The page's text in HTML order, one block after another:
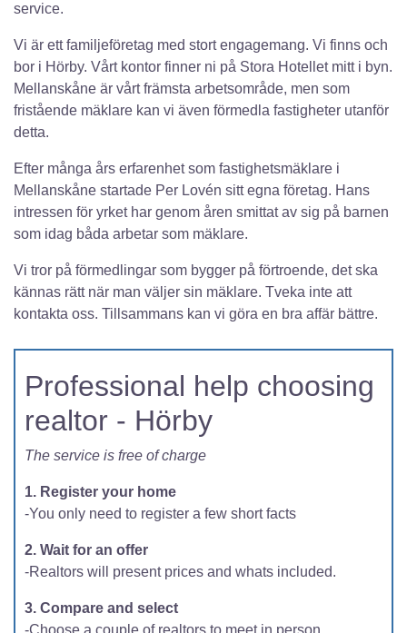
service.
Vi är ett familjeföretag med stort engagemang. Vi finns och
bor i Hörby. Vårt kontor finner ni på Stora Hotellet mitt i byn.
Mellanskåne är vårt främsta arbetsområde, men som
fristående mäklare kan vi även förmedla fastigheter utanför
detta.
Efter många års erfarenhet som fastighetsmäklare i
Mellanskåne startade Per Lovén sitt egna företag. Hans
intressen för yrket har genom åren smittat av sig på barnen
som idag båda arbetar som mäklare.
Vi tror på förmedlingar som bygger på förtroende, det ska
kännas rätt när man väljer sin mäklare. Tveka inte att
kontakta oss. Tillsammans kan vi göra en bra affär bättre.
Professional help choosing
realtor - Hörby
The service is free of charge
1. Register your home
-You only need to register a few short facts
2. Wait for an offer
-Realtors will present prices and whats included.
3. Compare and select
-Choose a couple of realtors to meet in person.